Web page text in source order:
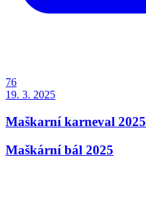
76
19. 3. 2025
Maškarní karneval 2025
Maškární bál 2025